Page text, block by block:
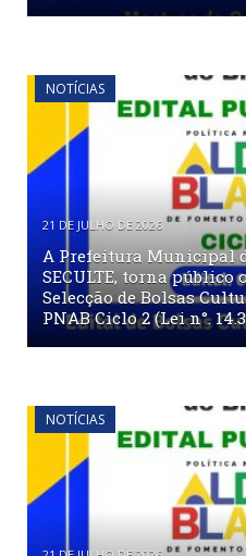
NOTÍCIAS
21 DE JULHO DE 2026
A Prefeitura Municipal
SECULTE, torna público
Selecção de Bolsas
PNAB Ciclo 2 (Lei n°.
NOTÍCIAS